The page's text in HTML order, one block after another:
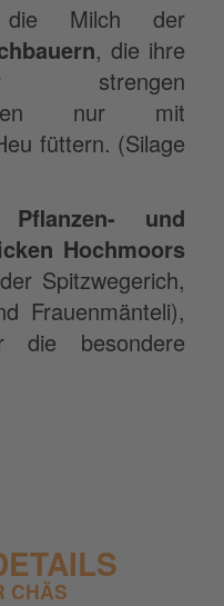
die Milch der
, die ihre
strengen
nur mit
füttern. (Silage
Pflanzen- und
Hochmoors
Spitzwegerich,
Frauenmänteli),
besondere
CHÄS